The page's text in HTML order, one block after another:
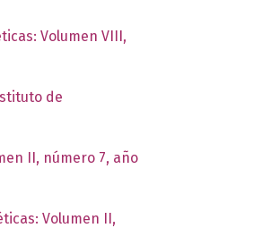
Volumen VIII,
de
II, número 7, año
Volumen II,